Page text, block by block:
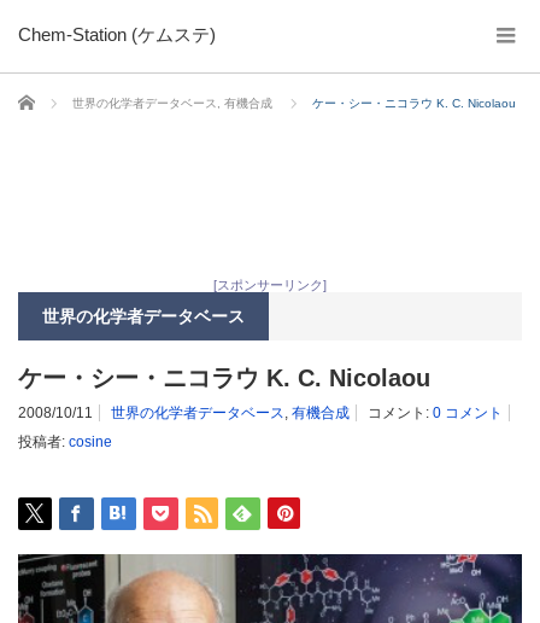
Chem-Station (ケムステ)
ホーム 世界の化学者データベース 有機合成 ケー・シー・ニコラウ K. C. Nicolaou
[スポンサーリンク]
世界の化学者データベース
ケー・シー・ニコラウ K. C. Nicolaou
2008/10/11 世界の化学者データベース, 有機合成 コメント: 0 コメント
投稿者: cosine